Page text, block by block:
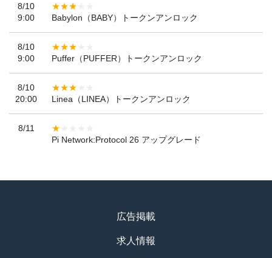
8/10
9:00
Babylon（BABY）トークンアンロック
8/10
9:00
Puffer（PUFFER）トークンアンロック
8/10
20:00
Linea（LINEA）トークンアンロック
8/11
Pi Network:Protocol 26 アップグレード
広告掲載
求人情報